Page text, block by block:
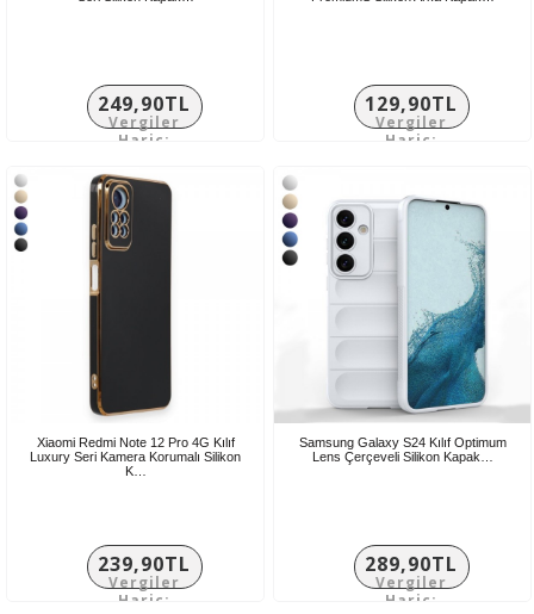
249,90TL
Vergiler
Hariç:
129,90TL
Vergiler
Hariç:
Xiaomi Redmi Note 12 Pro 4G Kılıf
Luxury Seri Kamera Korumalı Silikon
K…
239,90TL
Vergiler
Hariç:
Samsung Galaxy S24 Kılıf Optimum
Lens Çerçeveli Silikon Kapak…
289,90TL
Vergiler
Hariç: